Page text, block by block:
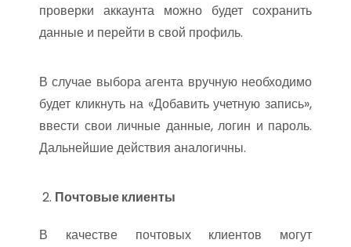
проверки аккаунта можно будет сохранить
данные и перейти в свой профиль.
В случае выбора агента вручную необходимо
будет кликнуть на «Добавить учетную запись»,
ввести свои личные данные, логин и пароль.
Дальнейшие действия аналогичны.
Почтовые клиенты
В качестве почтовых клиентов могут